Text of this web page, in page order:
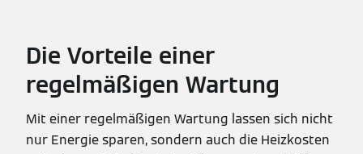
Die Vorteile einer
regelmäßigen Wartung
Mit einer regelmäßigen Wartung lassen sich nicht
nur Energie sparen, sondern auch die Heizkosten